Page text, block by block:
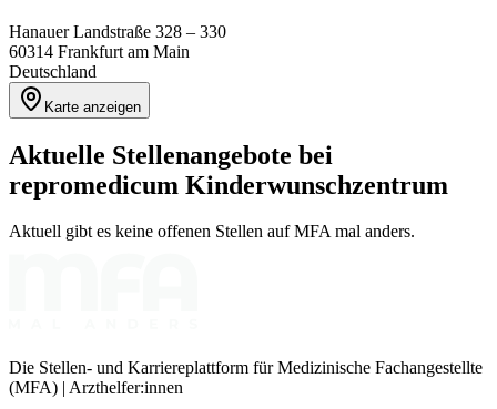
Hanauer Landstraße 328 – 330
60314 Frankfurt am Main
Deutschland
Karte anzeigen
Aktuelle Stellenangebote bei
repromedicum Kinderwunschzentrum
Aktuell gibt es keine offenen Stellen auf MFA mal anders.
Die Stellen- und Karriereplattform für Medizinische Fachangestellte
(MFA) | Arzthelfer:innen